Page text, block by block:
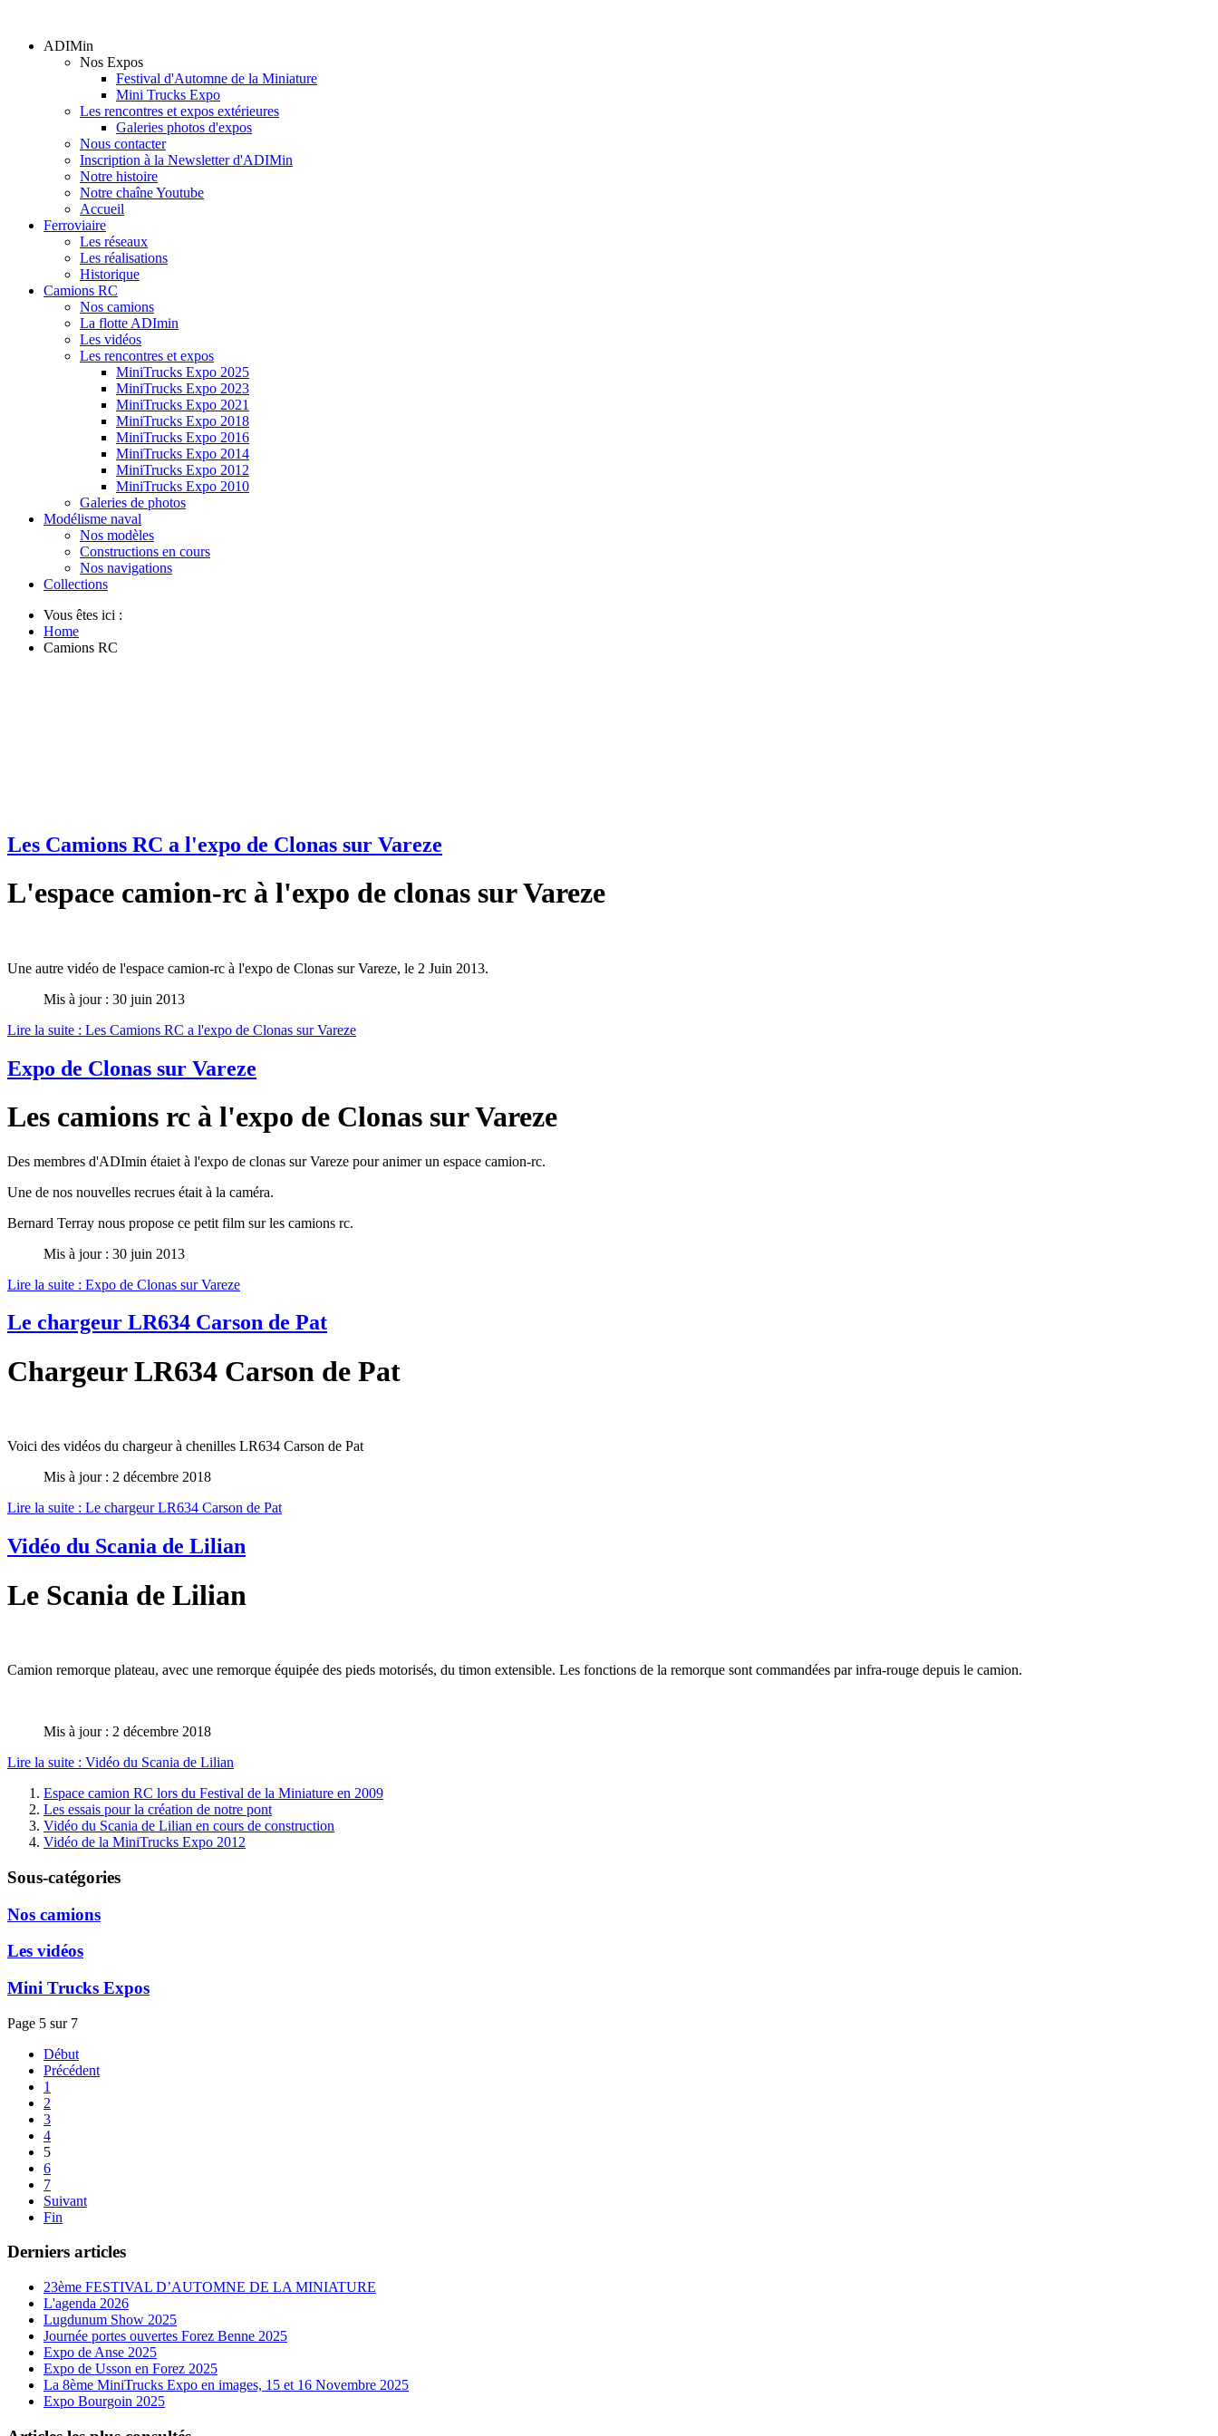
ADIMin
Nos Expos
Festival d'Automne de la Miniature
Mini Trucks Expo
Les rencontres et expos extérieures
Galeries photos d'expos
Nous contacter
Inscription à la Newsletter d'ADIMin
Notre histoire
Notre chaîne Youtube
Accueil
Ferroviaire
Les réseaux
Les réalisations
Historique
Camions RC
Nos camions
La flotte ADImin
Les vidéos
Les rencontres et expos
MiniTrucks Expo 2025
MiniTrucks Expo 2023
MiniTrucks Expo 2021
MiniTrucks Expo 2018
MiniTrucks Expo 2016
MiniTrucks Expo 2014
MiniTrucks Expo 2012
MiniTrucks Expo 2010
Galeries de photos
Modélisme naval
Nos modèles
Constructions en cours
Nos navigations
Collections
Vous êtes ici :
Home
Camions RC
Les Camions RC a l'expo de Clonas sur Vareze
L'espace camion-rc à l'expo de clonas sur Vareze
Une autre vidéo de l'espace camion-rc à l'expo de Clonas sur Vareze, le 2 Juin 2013.
Mis à jour : 30 juin 2013
Lire la suite : Les Camions RC a l'expo de Clonas sur Vareze
Expo de Clonas sur Vareze
Les camions rc à l'expo de Clonas sur Vareze
Des membres d'ADImin étaiet à l'expo de clonas sur Vareze pour animer un espace camion-rc.
Une de nos nouvelles recrues était à la caméra.
Bernard Terray nous propose ce petit film sur les camions rc.
Mis à jour : 30 juin 2013
Lire la suite : Expo de Clonas sur Vareze
Le chargeur LR634 Carson de Pat
Chargeur LR634 Carson de Pat
Voici des vidéos du chargeur à chenilles LR634 Carson de Pat
Mis à jour : 2 décembre 2018
Lire la suite : Le chargeur LR634 Carson de Pat
Vidéo du Scania de Lilian
Le Scania de Lilian
Camion remorque plateau, avec une remorque équipée des pieds motorisés, du timon extensible. Les fonctions de la remorque sont commandées par infra-rouge depuis le camion.
Mis à jour : 2 décembre 2018
Lire la suite : Vidéo du Scania de Lilian
Espace camion RC lors du Festival de la Miniature en 2009
Les essais pour la création de notre pont
Vidéo du Scania de Lilian en cours de construction
Vidéo de la MiniTrucks Expo 2012
Sous-catégories
Nos camions
Les vidéos
Mini Trucks Expos
Page 5 sur 7
Début
Précédent
1
2
3
4
5
6
7
Suivant
Fin
Derniers articles
23ème FESTIVAL D’AUTOMNE DE LA MINIATURE
L'agenda 2026
Lugdunum Show 2025
Journée portes ouvertes Forez Benne 2025
Expo de Anse 2025
Expo de Usson en Forez 2025
La 8ème MiniTrucks Expo en images, 15 et 16 Novembre 2025
Expo Bourgoin 2025